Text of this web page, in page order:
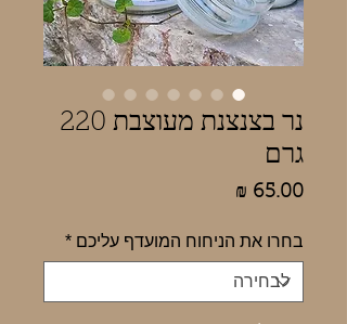
נר בצנצנת מעוצבת 220
גרם
בחרו את הניחוח המועדף עליכם *